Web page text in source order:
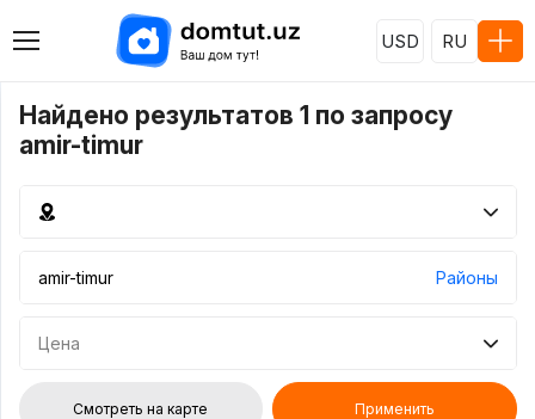
USD RU
Найдено результатов 1 по запросу
amir-timur
Районы
Цена
Смотреть на карте Применить